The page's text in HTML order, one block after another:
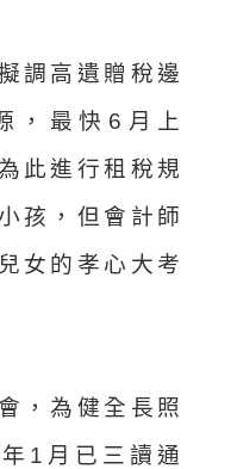
調高遺贈稅邊
，最快6月上
此進行租稅規
孩，但會計師
女的孝心大考
，為健全長照
1月已三讀通